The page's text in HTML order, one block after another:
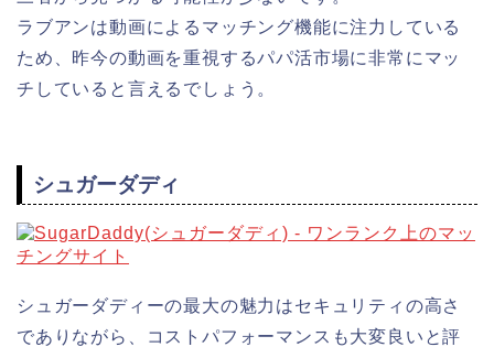
ラブアンは動画によるマッチング機能に注力している
ため、昨今の動画を重視するパパ活市場に非常にマッ
チしていると言えるでしょう。
シュガーダディ
シュガーダディーの最大の魅力はセキュリティの高さ
でありながら、コストパフォーマンスも大変良いと評